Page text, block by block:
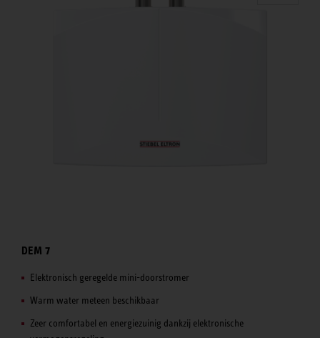
DEM 7
Elektronisch geregelde mini-doorstromer
Warm water meteen beschikbaar
Zeer comfortabel en energie­zuinig dankzij elektronische